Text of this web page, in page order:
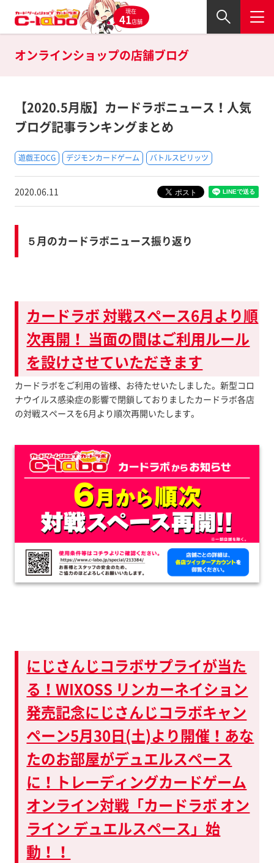
現在
41店舗
オンラインショップの店舗ブログ
【2020.5月版】カードラボニュース！人気
ブログ記事ランキングまとめ
遊戯王OCG デジモンカードゲーム バトルスピリッツ
2020.06.11
５月のカードラボニュース振り返り
カードラボ 対戦スペース6月より順
次再開！ 当面の間はご利用ルール
を設けさせていただきます
カードラボをご利用の皆様、お待たせいたしました。新型コロ
ナウイルス感染症の影響で閉鎖しておりましたカードラボ各店
の対戦スペースを6月より順次再開いたします。
にじさんじコラボサプライが当た
る！WIXOSS リンカーネイション
発売記念にじさんじコラボキャン
ペーン5月30日(土)より開催！あな
たのお部屋がデュエルスペース
に！トレーディングカードゲーム
オンライン対戦「カードラボ オン
ライン デュエルスペース」始
動！！